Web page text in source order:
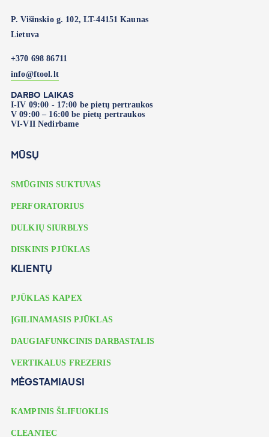
P. Višinskio g. 102, LT-44151 Kaunas
Lietuva
+370 698 86711
info@ftool.lt
DARBO LAIKAS
I-IV 09:00 - 17:00 be pietų pertraukos
V 09:00 – 16:00 be pietų pertraukos
VI-VII Nedirbame
MŪSŲ
SMŪGINIS SUKTUVAS
PERFORATORIUS
DULKIŲ SIURBLYS
DISKINIS PJŪKLAS
KLIENTŲ
PJŪKLAS KAPEX
ĮGILINAMASIS PJŪKLAS
DAUGIAFUNKCINIS DARBASTALIS
VERTIKALUS FREZERIS
MĖGSTAMIAUSI
KAMPINIS ŠLIFUOKLIS
CLEANTEC